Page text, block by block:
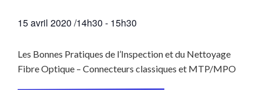
15 avril 2020 /14h30 - 15h30
Les Bonnes Pratiques de l’Inspection et du Nettoyage
Fibre Optique – Connecteurs classiques et MTP/MPO